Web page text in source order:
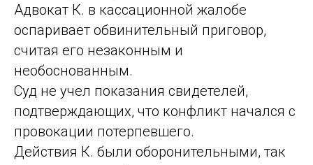
Адвокат К. в кассационной жалобе
оспаривает обвинительный приговор,
считая его незаконным и
необоснованным.
Суд не учел показания свидетелей,
подтверждающих, что конфликт начался с
провокации потерпевшего.
Действия К. были оборонительными, так